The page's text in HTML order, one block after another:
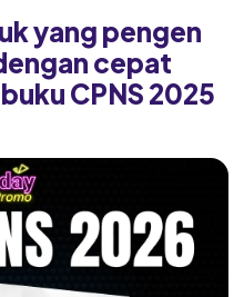
yang pengen
cepat
CPNS 2025